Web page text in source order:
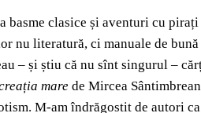
basme clasice și aventuri cu
nu literatură, ci manuale de
– și știu că nu sînt singurul –
mare de Mircea
M-am îndrăgostit de autori